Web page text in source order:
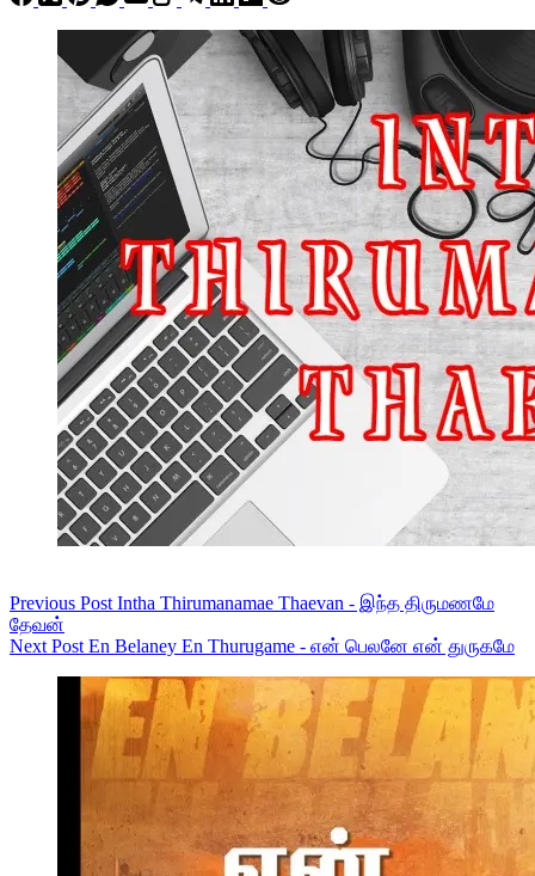
Previous Post Intha Thirumanamae Thaevan - இந்த திருமணமே
தேவன்
Next Post En Belaney En Thurugame - என் பெலனே என் துருகமே